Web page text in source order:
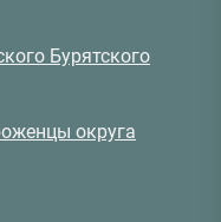
Бурятского
округа